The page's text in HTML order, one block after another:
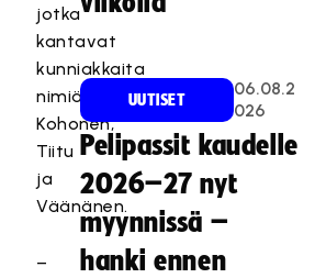
jotka
kantavat
kunniakkaita
nimiä
Kohonen,
Tiitu
ja
Väänänen.
–
UUTISET
06.08.2
026
Pelipassit kaudelle
2026–27 nyt
myynnissä –
hanki ennen